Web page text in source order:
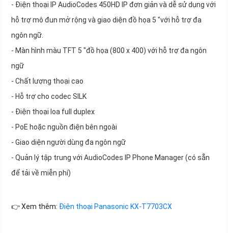
- Điện thoại IP AudioCodes 450HD IP đơn giản và dễ sử dụng với
hỗ trợ mô đun mở rộng và giao diện đồ họa 5 "với hỗ trợ đa
ngôn ngữ.
- Màn hình màu TFT 5 "đồ họa (800 x 400) với hỗ trợ đa ngôn
ngữ
- Chất lượng thoại cao
- Hỗ trợ cho codec SILK
- Điện thoại loa full duplex
- PoE hoặc nguồn điện bên ngoài
- Giao diện người dùng đa ngôn ngữ
- Quản lý tập trung với AudioCodes IP Phone Manager (có sẵn
để tải về miễn phí)
👉 Xem thêm: Điện thoại Panasonic KX-T7703CX